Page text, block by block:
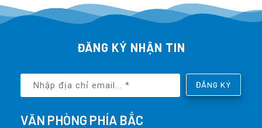
ĐĂNG KÝ NHẬN TIN
ĐĂNG KÝ
VĂN PHÒNG PHÍA BẮC